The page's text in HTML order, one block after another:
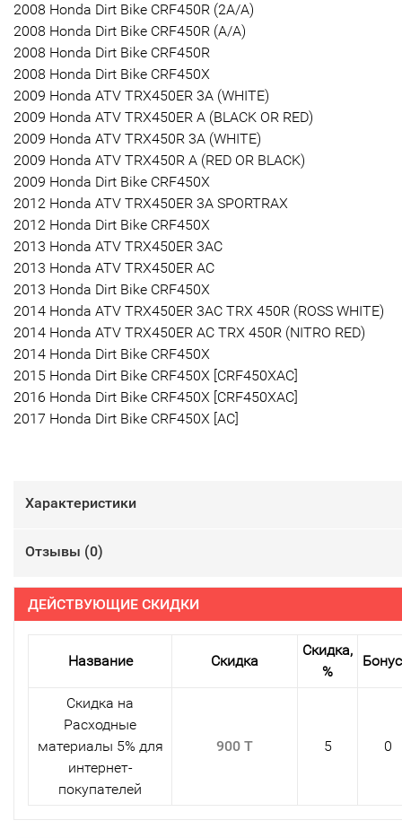
2008 Honda Dirt Bike CRF450R (2A/A)
2008 Honda Dirt Bike CRF450R (A/A)
2008 Honda Dirt Bike CRF450R
2008 Honda Dirt Bike CRF450X
2009 Honda ATV TRX450ER 3A (WHITE)
2009 Honda ATV TRX450ER A (BLACK OR RED)
2009 Honda ATV TRX450R 3A (WHITE)
2009 Honda ATV TRX450R A (RED OR BLACK)
2009 Honda Dirt Bike CRF450X
2012 Honda ATV TRX450ER 3A SPORTRAX
2012 Honda Dirt Bike CRF450X
2013 Honda ATV TRX450ER 3AC
2013 Honda ATV TRX450ER AC
2013 Honda Dirt Bike CRF450X
2014 Honda ATV TRX450ER 3AC TRX 450R (ROSS WHITE)
2014 Honda ATV TRX450ER AC TRX 450R (NITRO RED)
2014 Honda Dirt Bike CRF450X
2015 Honda Dirt Bike CRF450X [CRF450XAC]
2016 Honda Dirt Bike CRF450X [CRF450XAC]
2017 Honda Dirt Bike CRF450X [AC]
Характеристики
Отзывы (0)
ДЕЙСТВУЮЩИЕ СКИДКИ
Название Скидка
Скидка,
%
Скидка на
Расходные
материалы 5% для
интернет-
покупателей
900 T 5 0